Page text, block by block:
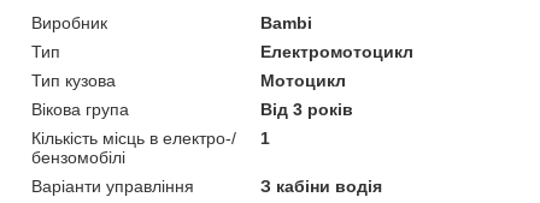
Виробник
Bambi
Тип
Електромотоцикл
Тип кузова
Мотоцикл
Вікова група
Від 3 років
Кількість місць в електро-/
бензомобілі
1
Варіанти управління
З кабіни водія